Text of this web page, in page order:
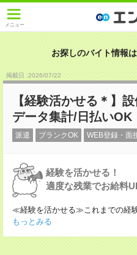
メニュー
お探しのバイト情報
掲載日 :2026/07/22
【経験活かせる＊】
データ集計/日払いOK
派遣 ブランクOK WEB登録・面
経験を活かせる！
適度な残業でお給料
≪経験を活かせる≫これまでの経
もっとみる